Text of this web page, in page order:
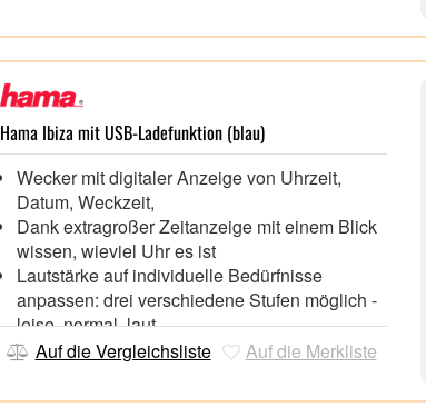
Schriftfarben oder Farbverläufen wählen
USB-Anschluss mit 1 A Stromversorgung zum
Mit Schlummerfunktion,
Display in 4 Helligkeitsstufen: high, middle,
low, off (im USB-Betrieb)
Multicolor-Display mit 4 verschiedenen Uni-
Farben (weiß, blau, grün, rot) und 3
verschiedenen Farbverläufen
Hama Ibiza mit USB-Ladefunktion (blau)
Wecker mit digitaler Anzeige von Uhrzeit,
Datum, Weckzeit,
Dank extragroßer Zeitanzeige mit einem Blick
wissen, wieviel Uhr es ist
Lautstärke auf individuelle Bedürfnisse
anpassen: drei verschiedene Stufen möglich -
leise, normal, laut
Displayfarben individuell einstellen: je nach
Schriftfarben oder Farbverläufen wählen
Auf die Vergleichsliste Auf die Merkliste